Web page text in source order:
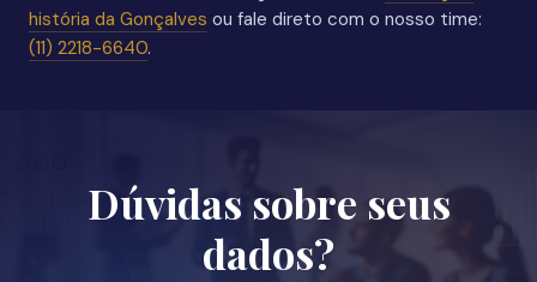
história da Gonçalves ou fale direto com o nosso time:
(11) 2218-6640.
Dúvidas sobre seus
dados?